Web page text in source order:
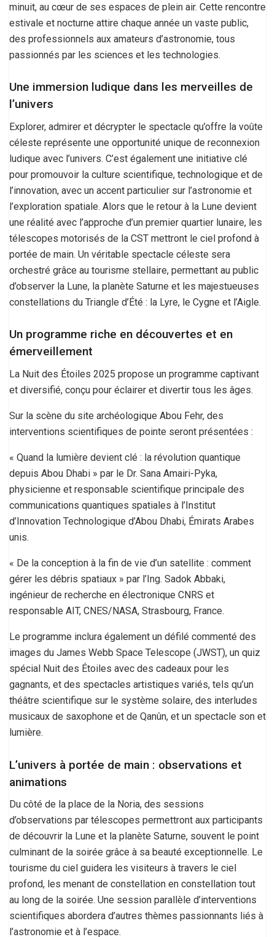
minuit, au cœur de ses espaces de plein air. Cette rencontre
estivale et nocturne attire chaque année un vaste public,
des professionnels aux amateurs d’astronomie, tous
passionnés par les sciences et les technologies.
Une immersion ludique dans les merveilles de
l’univers
Explorer, admirer et décrypter le spectacle qu’offre la voûte
céleste représente une opportunité unique de reconnexion
ludique avec l’univers. C’est également une initiative clé
pour promouvoir la culture scientifique, technologique et de
l’innovation, avec un accent particulier sur l’astronomie et
l’exploration spatiale. Alors que le retour à la Lune devient
une réalité avec l’approche d’un premier quartier lunaire, les
télescopes motorisés de la CST mettront le ciel profond à
portée de main. Un véritable spectacle céleste sera
orchestré grâce au tourisme stellaire, permettant au public
d’observer la Lune, la planète Saturne et les majestueuses
constellations du Triangle d’Été : la Lyre, le Cygne et l’Aigle.
Un programme riche en découvertes et en
émerveillement
La Nuit des Étoiles 2025 propose un programme captivant
et diversifié, conçu pour éclairer et divertir tous les âges.
Sur la scène du site archéologique Abou Fehr, des
interventions scientifiques de pointe seront présentées :
« Quand la lumière devient clé : la révolution quantique
depuis Abou Dhabi » par le Dr. Sana Amairi-Pyka,
physicienne et responsable scientifique principale des
communications quantiques spatiales à l’Institut
d’Innovation Technologique d’Abou Dhabi, Émirats Arabes
unis.
« De la conception à la fin de vie d’un satellite : comment
gérer les débris spatiaux » par l’Ing. Sadok Abbaki,
ingénieur de recherche en électronique CNRS et
responsable AIT, CNES/NASA, Strasbourg, France.
Le programme inclura également un défilé commenté des
images du James Webb Space Telescope (JWST), un quiz
spécial Nuit des Étoiles avec des cadeaux pour les
gagnants, et des spectacles artistiques variés, tels qu’un
théâtre scientifique sur le système solaire, des interludes
musicaux de saxophone et de Qanûn, et un spectacle son et
lumière.
L’univers à portée de main : observations et
animations
Du côté de la place de la Noria, des sessions
d’observations par télescopes permettront aux participants
de découvrir la Lune et la planète Saturne, souvent le point
culminant de la soirée grâce à sa beauté exceptionnelle. Le
tourisme du ciel guidera les visiteurs à travers le ciel
profond, les menant de constellation en constellation tout
au long de la soirée. Une session parallèle d’interventions
scientifiques abordera d’autres thèmes passionnants liés à
l’astronomie et à l’espace.